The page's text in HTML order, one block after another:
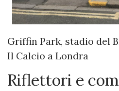
Griffin Park, stadio del
Il Calcio a Londra
Riflettori e